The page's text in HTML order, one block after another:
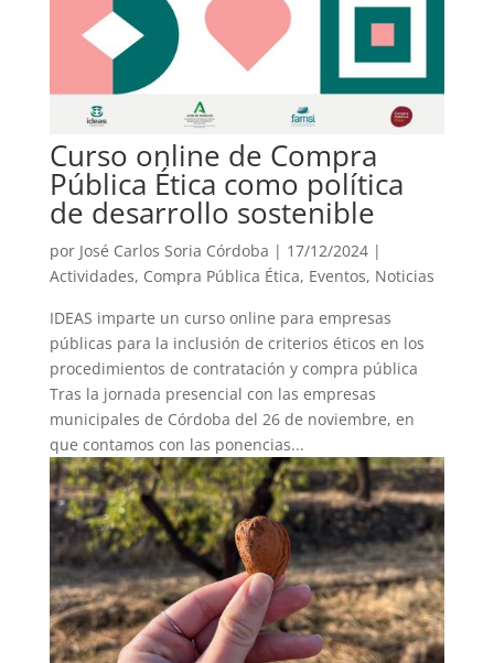
Curso online de Compra
Pública Ética como política
de desarrollo sostenible
por José Carlos Soria Córdoba | 17/12/2024 |
Actividades, Compra Pública Ética, Eventos, Noticias
IDEAS imparte un curso online para empresas
públicas para la inclusión de criterios éticos en los
procedimientos de contratación y compra pública
Tras la jornada presencial con las empresas
municipales de Córdoba del 26 de noviembre, en
que contamos con las ponencias...